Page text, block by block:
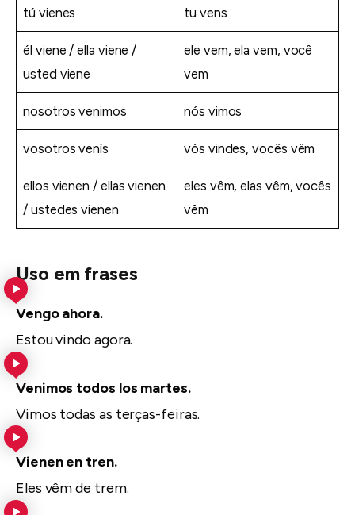
tú vienes tu vens
él viene / ella viene /
usted viene
ele vem, ela vem, você
vem
nosotros venimos nós vimos
vosotros venís vós vindes, vocês vêm
ellos vienen / ellas vienen
/ ustedes vienen
eles vêm, elas vêm, vocês
vêm
Uso em frases
Vengo ahora.
Estou vindo agora.
Venimos todos los martes.
Vimos todas as terças-feiras.
Vienen en tren.
Eles vêm de trem.